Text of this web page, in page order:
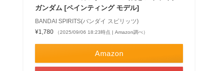
ガンダム [ペインティング モデル]
BANDAI SPIRITS(バンダイ スピリッツ)
¥1,780
（2025/09/06 18:23時点 | Amazon調べ）
Amazon